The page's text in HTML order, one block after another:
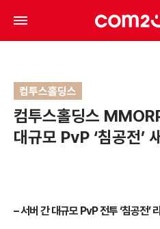
컴투스홀딩스
컴투스홀딩스
대규모 PvP ‘침공전’
– 서버 간 대규모 PvP 전투 ‘침공전’